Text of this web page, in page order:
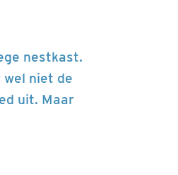
nestkast.
wel niet de
uit. Maar